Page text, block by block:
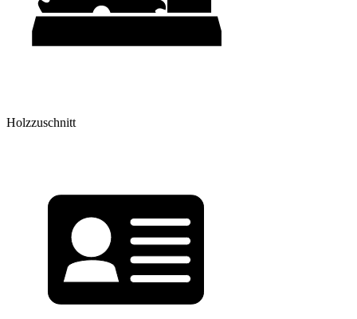
Holzzuschnitt